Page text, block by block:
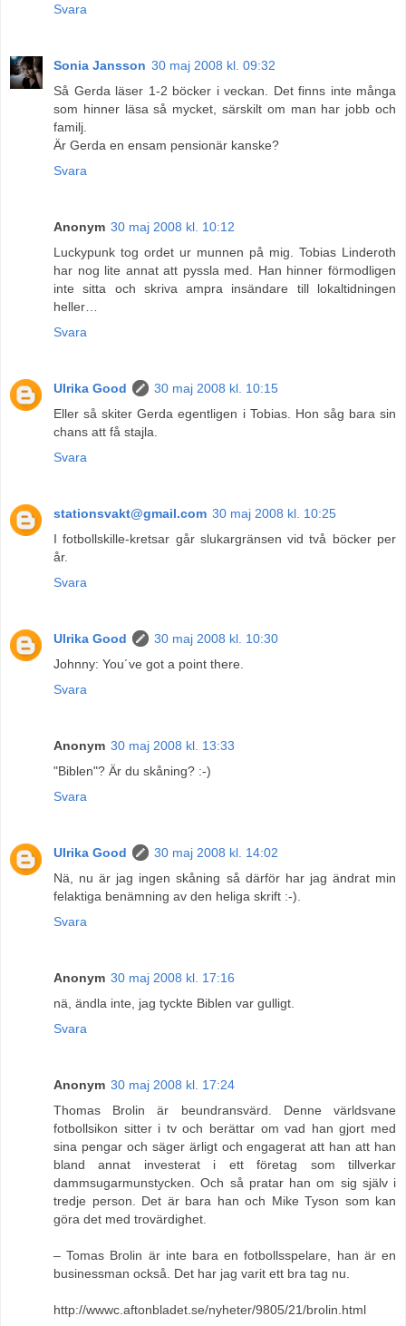
Svara
Sonia Jansson 30 maj 2008 kl. 09:32
Så Gerda läser 1-2 böcker i veckan. Det finns inte många
som hinner läsa så mycket, särskilt om man har jobb och
familj.
Är Gerda en ensam pensionär kanske?
Svara
Anonym 30 maj 2008 kl. 10:12
Luckypunk tog ordet ur munnen på mig. Tobias Linderoth
har nog lite annat att pyssla med. Han hinner förmodligen
inte sitta och skriva ampra insändare till lokaltidningen
heller…
Svara
Ulrika Good
30 maj 2008 kl. 10:15
Eller så skiter Gerda egentligen i Tobias. Hon såg bara sin
chans att få stajla.
Svara
stationsvakt@gmail.com 30 maj 2008 kl. 10:25
I fotbollskille-kretsar går slukargränsen vid två böcker per
år.
Svara
Ulrika Good
30 maj 2008 kl. 10:30
Johnny: You´ve got a point there.
Svara
Anonym 30 maj 2008 kl. 13:33
"Biblen"? Är du skåning? :-)
Svara
Ulrika Good
30 maj 2008 kl. 14:02
Nä, nu är jag ingen skåning så därför har jag ändrat min
felaktiga benämning av den heliga skrift :-).
Svara
Anonym 30 maj 2008 kl. 17:16
nä, ändla inte, jag tyckte Biblen var gulligt.
Svara
Anonym 30 maj 2008 kl. 17:24
Thomas Brolin är beundransvärd. Denne världsvane
fotbollsikon sitter i tv och berättar om vad han gjort med
sina pengar och säger ärligt och engagerat att han att han
bland annat investerat i ett företag som tillverkar
dammsugarmunstycken. Och så pratar han om sig själv i
tredje person. Det är bara han och Mike Tyson som kan
göra det med trovärdighet.
– Tomas Brolin är inte bara en fotbollsspelare, han är en
businessman också. Det har jag varit ett bra tag nu.
http://wwwc.aftonbladet.se/nyheter/9805/21/brolin.html